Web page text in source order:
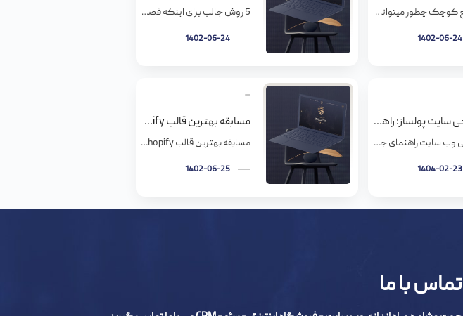
صنایع کوچک چطور میتوانند از سایتهایشان در رقابت بهره ببرند؟ کاری کنید رتبه سایتتون از رتبه سایت برندهای با تجربه بالا بزنه و از این طریق روی اینترنت به کسب و کار کوچیکتون ظاهر بزرگی بدید. اگه از کسایی که دستی تو فناوری دارند و رشد خوبی تو این زمینه دارند نظرشونو در مورد بی […]
1402-06-24
5 روش جالب برای اینکه قصه برندتونو در وب سایت روایت کنید بعضی ها فکر میکنند برای روایت داستان برندشون فقط باید تاریخ های مهم رو دنبال هم ردیف کنند و با یک عکس دانلودی روی صفحه درباره ما بذارن. در صورتی که داستان برندتون باید بتونه شما رو متمایز جلوه بده، باید یه چیزی […]
1402-06-24
طراحی سایت پولساز: راهنمای جامع جذب مشتری و افزایش فروش
طراحی وب سایت راهنمای جامع اصول و مبانی موفقیت در عصر دیجیتال کنونی، وب سایت‌ها به عنوان ویترین‌های آنلاین کسب‌وکارها، سازمان‌ها و افراد عمل می‌کنند یک وب سایت کارآمد، بیش از یک بروشور دیجیتال است؛ بلکه یک ابزار قدرتمند برای جذب مخاطب، ایجاد برند، ارائه خدمات و در نهایت، دستیابی به اهداف تجاری است طراحی […]
1404-02-23
مسابقه بهترین قالب Shopify در سال 2013
مسابقه بهترین قالب Shopify در سال 2013 3 نفر از بهترین افراد در طراحی وب بهترین قالب Shopify پیاده سازی شده را انتخاب می نمایند. Shopify, سیستم راه اندازی فروشگاه آنلاین می باشد که کاربران توسط آن به راحتی می توانند توسط آن فروشگاه اینترنتی خود را راه اندازی نمایند, مراسم انتخاب 2013 بهترین قالب را […]
1402-06-25
تماس با ما